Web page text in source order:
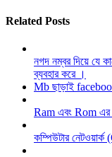
Related Posts
নগদ নম্বর দিয়ে যে
ব্যবহার করে ।
Mb ছাড়াই
Ram এবং Rom এর
কম্পিউটার